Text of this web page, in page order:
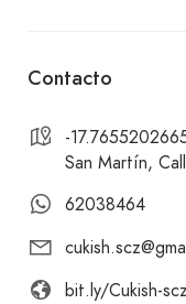
calle 9 oeste.
¡Te invitamos a
nuestras
esperamos con
pierdas!
Contacto
-
San Martín,
62038464
bit.ly/Cukish-scz